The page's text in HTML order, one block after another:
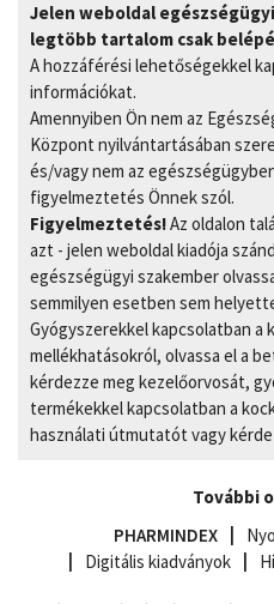
Jelen weboldal
legtöbb tartalom csak
A hozzáférési lehetőségekkel
információkat.
Amennyiben Ön nem az
Központ nyilvántartásában
és/vagy nem az
figyelmeztetés Önnek szól.
Figyelmeztetés!Az oldalon
azt - jelen weboldal kiadója
egészségügyi szakember
semmilyen esetben sem
Gyógyszerekkel kapcsolatban a
mellékhatásokról, olvassa el a
kérdezze meg kezelőorvosát,
termékekkel kapcsolatban a
használati útmutatót vagy
További
PHARMINDEX
Digitális kiadványok